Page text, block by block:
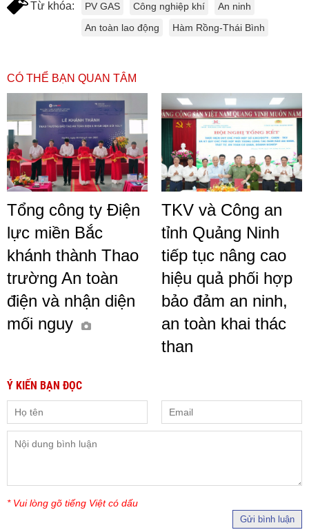
Từ khóa: PV GAS Công nghiệp khí
An ninh
An toàn lao động
Hàm Rồng-Thái Bình
CÓ THỂ BẠN QUAN TÂM
Tổng công ty Điện
lực miền Bắc
khánh thành Thao
trường An toàn
điện và nhận diện
mối nguy
TKV và Công an
tỉnh Quảng Ninh
tiếp tục nâng cao
hiệu quả phối hợp
bảo đảm an ninh,
an toàn khai thác
than
Ý KIẾN BẠN ĐỌC
* Vui lòng gõ tiếng Việt có dấu
Gửi bình luận